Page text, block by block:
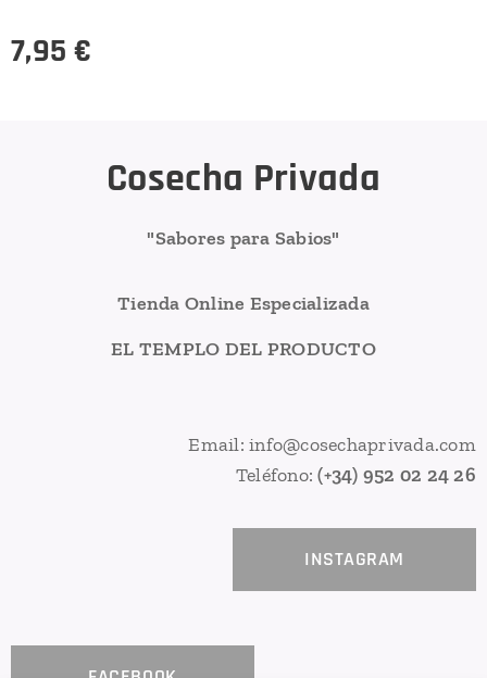
7,95 €
Cosecha Privada
"Sabores para Sabios"
Tienda Online Especializada
EL TEMPLO DEL PRODUCTO
Email: info@cosechaprivada.com
Teléfono:(+34) 952 02 24 26
INSTAGRAM